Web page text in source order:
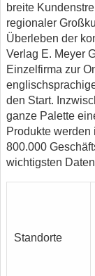
breite
regionaler
Überleben der
Verlag E. Meyer
Einzelfirma zur
den Start.
ganze Palette
Produkte
800.000
wichtigsten
Standorte